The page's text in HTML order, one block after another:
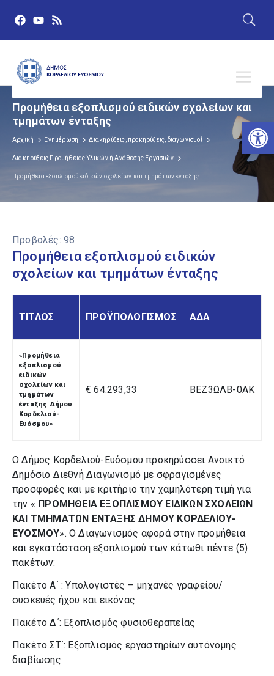
Προμήθεια εξοπλισμού ειδικών σχολείων και
τμημάτων ένταξης
Αρχική Ενημέρωση Διακηρύξεις, προκηρύξεις, διαγωνισμοί
Διακηρύξεις Προμήθειας Υλικών ή Ανάθεσης Εργασιών
Προμήθεια εξοπλισμού ειδικών σχολείων και τμημάτων ένταξης
Προβολές: 98
Προμήθεια εξοπλισμού ειδικών
σχολείων και τμημάτων ένταξης
ΤΙΤΛΟΣ ΠΡΟΫΠΟΛΟΓΙΣΜΟΣ ΑΔΑ
«Προμήθεια
εξοπλισμού
ειδικών
σχολείων και
τμημάτων
ένταξης Δήμου
Κορδελιού-
Ευόσμου»
€ 64.293,33 ΒΕΖ3ΩΛΒ-0ΑΚ
Ο Δήμος Κορδελιού-Ευόσμου προκηρύσσει Ανοικτό
Δημόσιο Διεθνή Διαγωνισμό με σφραγισμένες
προσφορές και με κριτήριο την χαμηλότερη τιμή για
την « ΠΡΟΜΗΘΕΙΑ ΕΞΟΠΛΙΣΜΟΥ ΕΙΔΙΚΩΝ ΣΧΟΛΕΙΩΝ
ΚΑΙ ΤΜΗΜΑΤΩΝ ΕΝΤΑΞΗΣ ΔΗΜΟΥ ΚΟΡΔΕΛΙΟΥ-
ΕΥΟΣΜΟΥ». Ο Διαγωνισμός αφορά στην προμήθεια
και εγκατάσταση εξοπλισμού των κάτωθι πέντε (5)
πακέτων:
Πακέτο Α΄ : Υπολογιστές – μηχανές γραφείου/
συσκευές ήχου και εικόνας
Πακέτο Δ΄: Εξοπλισμός φυσιοθεραπείας
Πακέτο ΣΤ΄: Εξοπλισμός εργαστηρίων αυτόνομης
διαβίωσης